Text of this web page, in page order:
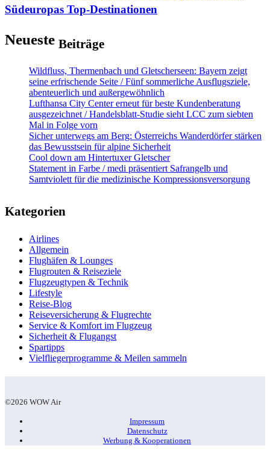
Südeuropas Top-Destinationen
Neueste Beiträge
Wildfluss, Thermenbach und Gletscherseen: Bayern zeigt
seine erfrischende Seite / Fünf sommerliche Ausflugsziele,
abenteuerlich und außergewöhnlich
Lufthansa City Center erneut für beste Kundenberatung
ausgezeichnet / Handelsblatt-Studie sieht LCC zum siebten
Mal in Folge vorn
Sicher unterwegs am Berg: Österreichs Wanderdörfer stärken
das Bewusstsein für alpine Sicherheit
Cool down am Hintertuxer Gletscher
Statement in Farbe / medi präsentiert Safrangelb und
Samtviolett für die medizinische Kompressionsversorgung
Kategorien
Airlines
Allgemein
Flughäfen & Lounges
Flugrouten & Reiseziele
Flugzeugtypen & Technik
Lifestyle
Reise-Blog
Reiseversicherung & Flugrechte
Service & Komfort im Flugzeug
Sicherheit & Flugangst
Spartipps
Vielfliegerprogramme & Meilen sammeln
©2026 WOW Air
Impressum
Datenschutz
Werbung & Kooperationen